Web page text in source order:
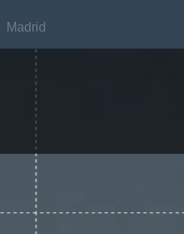
Madrid
Madrid